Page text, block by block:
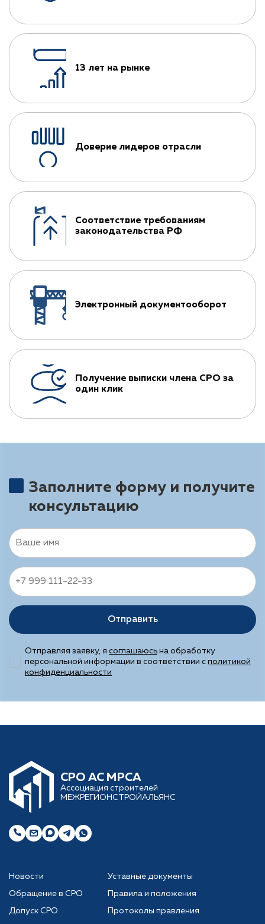
13 лет на рынке
Доверие лидеров отрасли
Соответствие требованиям
законодательства РФ
Электронный документооборот
Получение выписки члена СРО за
один клик
Заполните форму и получите
консультацию
Отправить
Отправляя заявку, я соглашаюсь на обработку
персональной информации в соответствии с политикой
конфиденциальности
CРО АС МРСА
Ассоциация строителей
МЕЖРЕГИОНСТРОЙАЛЬЯНС
Новости
Обращение в СРО
Допуск СРО
Уставные документы
Правила и положения
Протоколы правления